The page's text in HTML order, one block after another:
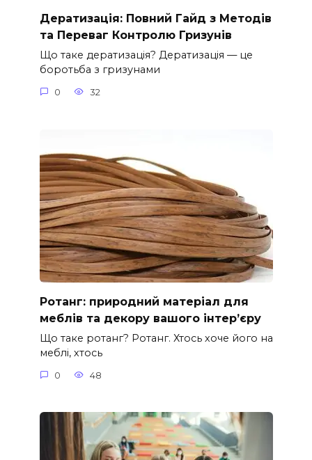
Дератизація: Повний Гайд з Методів
та Переваг Контролю Гризунів
Що таке дератизація? Дератизація — це
боротьба з гризунами
0 32
Ротанг: природний матеріал для
меблів та декору вашого інтер’єру
Що таке ротанг? Ротанг. Хтось хоче його на
меблі, хтось
0 48